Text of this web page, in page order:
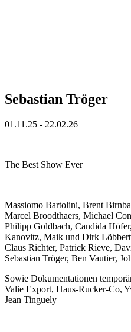
Sebastian Tröger
01.11.25 - 22.02.26
The Best Show Ever
Massiomo Bartolini, Brent
Marcel Broodthaers, Michael
Philipp Goldbach, Candida
Kanovitz, Maik und Dirk
Claus Richter, Patrick Rieve,
Sebastian Tröger, Ben Vautier,
Sowie Dokumentationen
Valie Export, Haus-Rucker-Co,
Jean Tinguely